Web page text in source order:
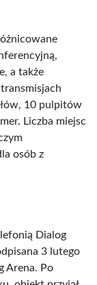
a także
10 pulpitów
Liczba miejsc
osób z
Dialog
3 lutego
Arena. Po